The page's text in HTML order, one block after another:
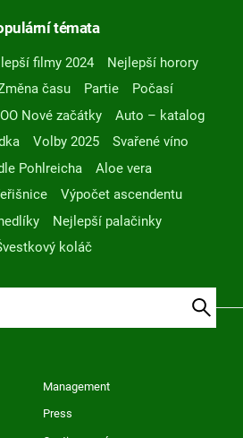
témata
filmy 2024
Nejlepší horory
času Partie
Počasí
Nové začátky
Auto – katalog
Volby 2025
Svařené víno
Pohlreicha
Aloe vera
Výpočet ascendentu
Nejlepší palačinky
koláč
Management
Press